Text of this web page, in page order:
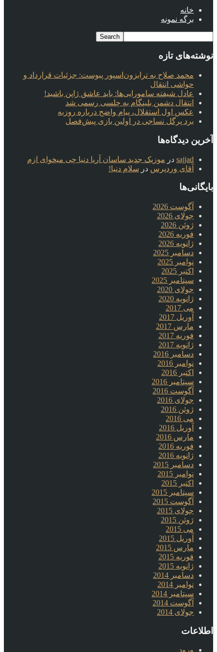
خانه
برگه نمونه
نوشته‌های تازه
محمد صلاح به ترابزون‌اسپور پیوست: جزئیات قرارداد و
حواشی انتقال
عادل شیفته سامورایی‌ها: باید عاشق ژاپن باشید!
انتقال دشمن بلینگام به چلسی رسمی شد
عکس اول استقلال، پیام واضح درباره روزبه
برد پرگل نساجی در اولین بازی پیش‌فصل
آخرین دیدگاه‌ها
sajjad در موزیک جدید ساسان آریا دنیا چی میخوای ازم
آقای وردپرس در سلام دنیا!
بایگانی‌ها
آگوست 2026
جولای 2026
ژوئن 2026
فوریه 2026
ژانویه 2026
دسامبر 2025
نوامبر 2025
اکتبر 2025
سپتامبر 2025
جولای 2020
ژانویه 2020
می 2017
آوریل 2017
مارس 2017
فوریه 2017
ژانویه 2017
دسامبر 2016
نوامبر 2016
اکتبر 2016
سپتامبر 2016
آگوست 2016
جولای 2016
ژوئن 2016
می 2016
آوریل 2016
مارس 2016
فوریه 2016
ژانویه 2016
دسامبر 2015
نوامبر 2015
اکتبر 2015
سپتامبر 2015
آگوست 2015
جولای 2015
ژوئن 2015
می 2015
آوریل 2015
مارس 2015
فوریه 2015
ژانویه 2015
دسامبر 2014
نوامبر 2014
سپتامبر 2014
آگوست 2014
جولای 2014
اطلاعات
ورود